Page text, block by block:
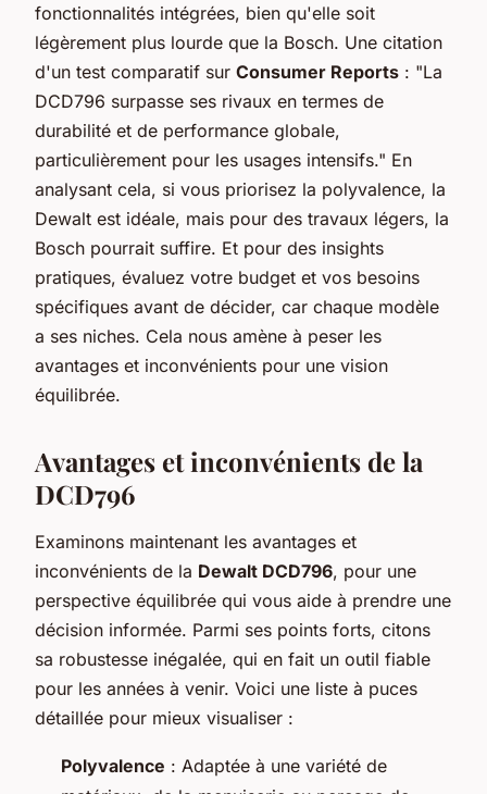
fonctionnalités intégrées, bien qu'elle soit
légèrement plus lourde que la Bosch. Une citation
d'un test comparatif sur Consumer Reports : "La
DCD796 surpasse ses rivaux en termes de
durabilité et de performance globale,
particulièrement pour les usages intensifs." En
analysant cela, si vous priorisez la polyvalence, la
Dewalt est idéale, mais pour des travaux légers, la
Bosch pourrait suffire. Et pour des insights
pratiques, évaluez votre budget et vos besoins
spécifiques avant de décider, car chaque modèle
a ses niches. Cela nous amène à peser les
avantages et inconvénients pour une vision
équilibrée.
Avantages et inconvénients de la
DCD796
Examinons maintenant les avantages et
inconvénients de la Dewalt DCD796, pour une
perspective équilibrée qui vous aide à prendre une
décision informée. Parmi ses points forts, citons
sa robustesse inégalée, qui en fait un outil fiable
pour les années à venir. Voici une liste à puces
détaillée pour mieux visualiser :
Polyvalence : Adaptée à une variété de